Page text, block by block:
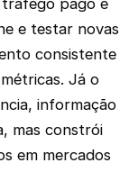
e testar novas
consistente
Já o
informação
mas constrói
em mercados